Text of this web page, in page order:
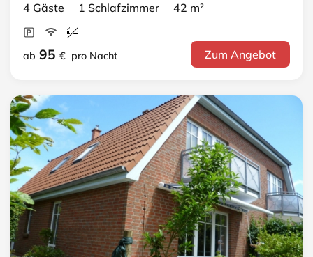
4 Gäste 1 Schlafzimmer 42 m²
ab 95 € pro Nacht Zum Angebot